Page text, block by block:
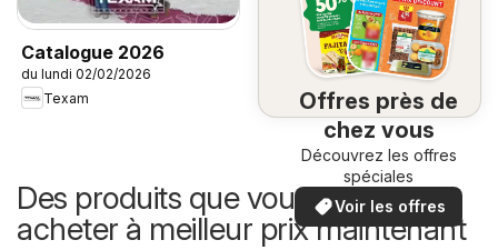
Catalogue 2026
du lundi 02/02/2026
Texam
Offres près de
chez vous
Découvrez les offres
spéciales
Voir les offres
Des produits que vous pouvez
acheter à meilleur prix maintenant